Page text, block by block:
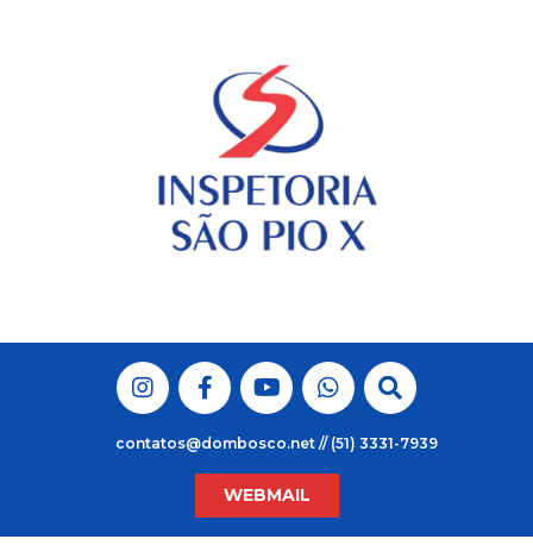
contatos@dombosco.net // (51) 3331-7939
WEBMAIL